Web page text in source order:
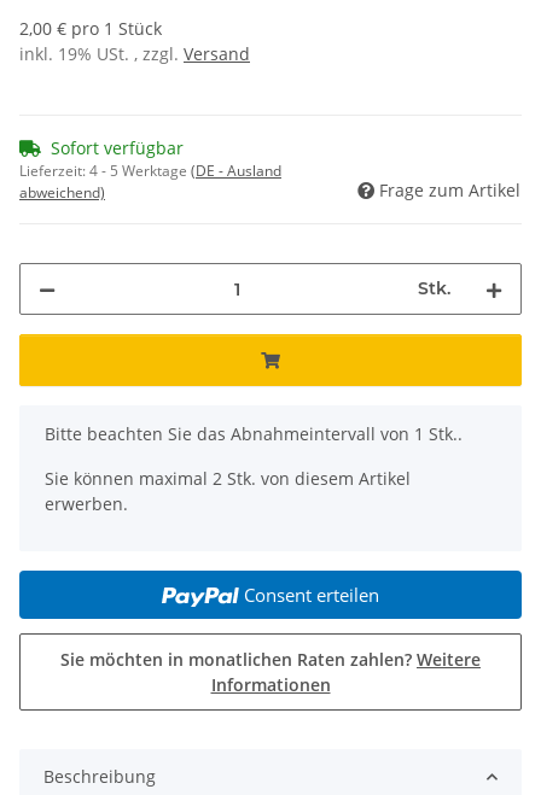
2,00 € pro 1 Stück
inkl. 19% USt. , zzgl. Versand
Sofort verfügbar
Lieferzeit:4 - 5 Werktage (DE - Ausland
abweichend)
Frage zum Artikel
Stk.
x
Bitte beachten Sie das Abnahmeintervall von 1 Stk..
Sie können maximal 2 Stk. von diesem Artikel
erwerben.
Consent erteilen
Sie möchten in monatlichen Raten zahlen? Weitere
Informationen
Beschreibung